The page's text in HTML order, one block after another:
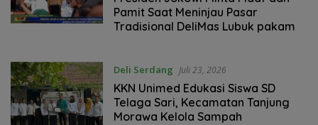
Pamit Saat Meninjau Pasar
Tradisional DeliMas Lubuk pakam
Deli Serdang Juli 23, 2026
KKN Unimed Edukasi Siswa SD
Telaga Sari, Kecamatan Tanjung
Morawa Kelola Sampah